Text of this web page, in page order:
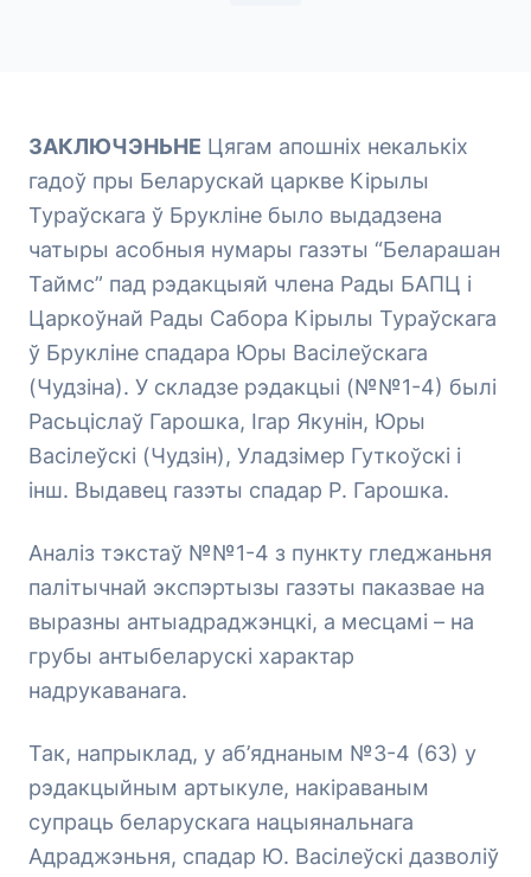
ЗАКЛЮЧЭНЬНЕ Цягам апошніх некалькіх
гадоў пры Беларускай царкве Кірылы
Тураўскага ў Брукліне было выдадзена
чатыры асобныя нумары газэты “Беларашан
Таймс” пад рэдакцыяй члена Рады БАПЦ і
Царкоўнай Рады Сабора Кірылы Тураўскага
ў Брукліне спадара Юры Васілеўскага
(Чудзіна). У складзе рэдакцыі (№№1-4) былі
Расьціслаў Гарошка, Ігар Якунін, Юры
Васілеўскі (Чудзін), Уладзімер Гуткоўскі і
інш. Выдавец газэты спадар Р. Гарошка.
Аналіз тэкстаў №№1-4 з пункту гледжаньня
палітычнай экспэртызы газэты паказвае на
выразны антыадраджэнцкі, а месцамі – на
грубы антыбеларускі характар
надрукаванага.
Так, напрыклад, у аб’яднаным №3-4 (63) у
рэдакцыйным артыкуле, накіраваным
супраць беларускага нацыянальнага
Адраджэньня, спадар Ю. Васілеўскі дазволіў